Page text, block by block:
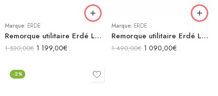
Marque: ERDÉ
Remorque utilitaire Erdé LC252 Bois
1 530,00€ 1 199,00€
Marque: ERDÉ
Remorque utilitaire Erdé LC252 Pro
1 490,00€ 1 090,00€
-2%